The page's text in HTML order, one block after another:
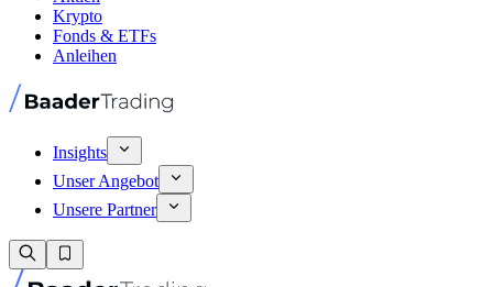
Krypto
Fonds & ETFs
Anleihen
Insights
Unser Angebot
Unsere Partner